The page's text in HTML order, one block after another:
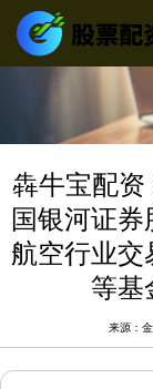
犇牛宝配
国银河证
航空行业
等基
来源：